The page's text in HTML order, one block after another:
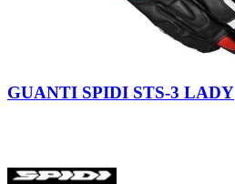
GUANTI SPIDI STS-3 LADY